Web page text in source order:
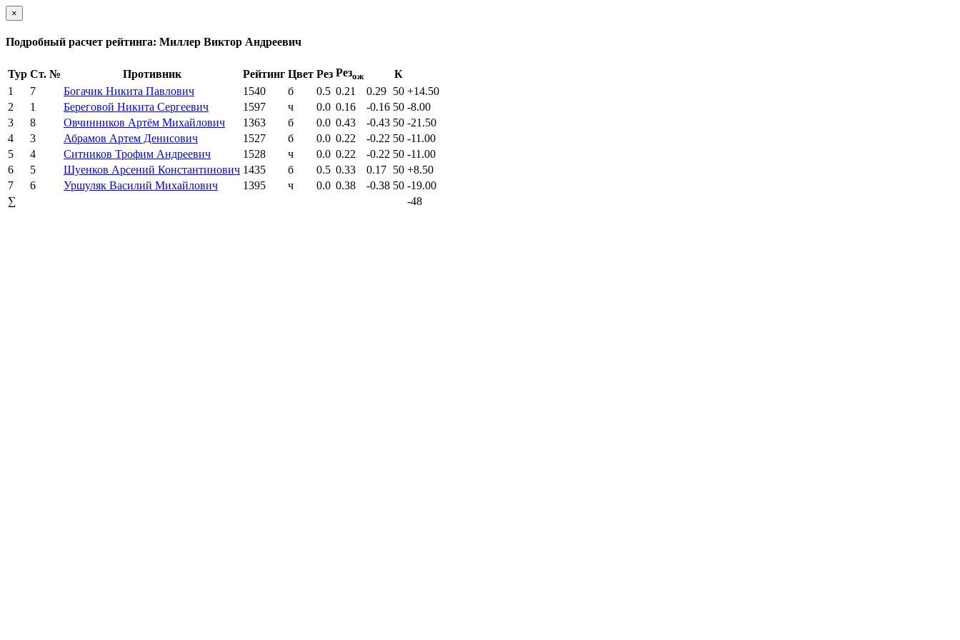
×
Подробный расчет рейтинга: Миллер Виктор Андреевич
Тур Ст. № Противник Рейтинг Цвет Рез Резож
К
1
7 Богачик Никита Павлович 1540 б 0.5 0.21 0.29 50 +14.50
2
1 Береговой Никита Сергеевич 1597 ч 0.0 0.16 -0.16 50 -8.00
3
8 Овчинников Артём Михайлович 1363 б 0.0 0.43 -0.43 50 -21.50
4
3 Абрамов Артем Денисович 1527 б 0.0 0.22 -0.22 50 -11.00
5
4 Ситников Трофим Андреевич 1528 ч 0.0 0.22 -0.22 50 -11.00
6
5 Шуенков Арсений Константинович 1435 б 0.5 0.33 0.17 50 +8.50
7
6 Уршуляк Василий Михайлович 1395 ч 0.0 0.38 -0.38 50 -19.00
∑
-48